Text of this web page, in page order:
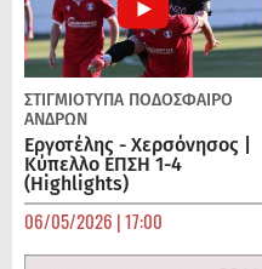
ΣΤΙΓΜΙΟΤΥΠΑ ΠΟΔΌΣΦΑΙΡΟ
ΑΝΔΡΏΝ
Εργοτέλης - Χερσόνησος |
Κύπελλο ΕΠΣΗ 1-4
(Highlights)
06/05/2026 | 17:00